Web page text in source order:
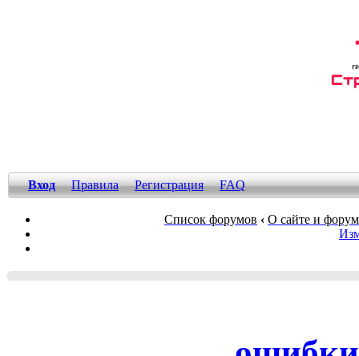
Вход Правила Регистрация FAQ
Список форумов ‹ О сайте и